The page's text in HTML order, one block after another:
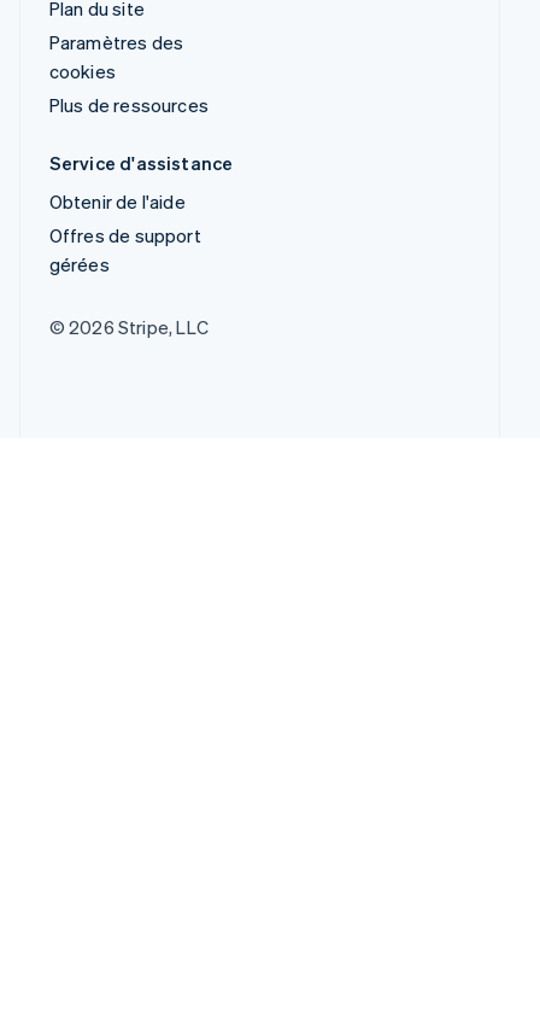
Plan du site
Paramètres des
cookies
Plus de ressources
Service d'assistance
Obtenir de l'aide
Offres de support
gérées
© 2026 Stripe, LLC